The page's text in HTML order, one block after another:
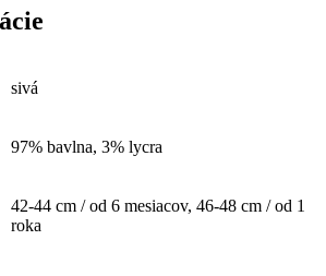
sivá
97% bavlna, 3% lycra
42-44 cm / od 6 mesiacov, 46-48 cm / od 1
roka